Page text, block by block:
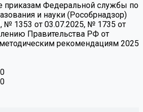
приказам Федеральной службы по
и науки (Рособрнадзор)
№ 1353 от 03.07.2025, № 1735 от
Правительства РФ от
рекомендациям 2025